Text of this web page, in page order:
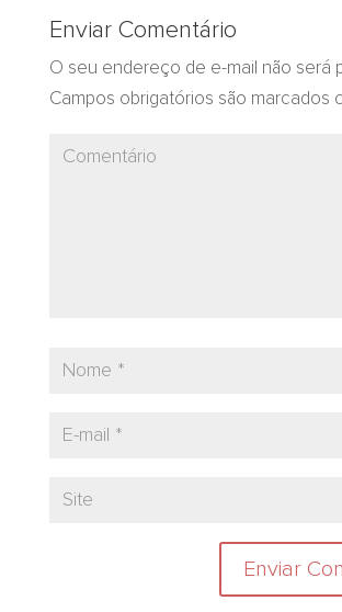
Enviar Comentário
O seu endereço de e-mail não será
Campos obrigatórios são marcados